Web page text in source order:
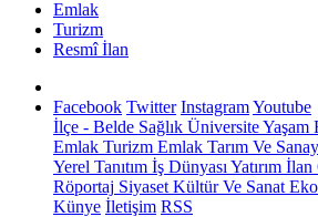
Emlak
Turizm
Resmî İlan
Facebook Twitter InstagramYoutube
İlçe - Belde Sağlık ÜniversiteYaşam
Emlak Turizm Emlak Tarım Ve
Yerel Tanıtım İş Dünyası Yatırım İlan
Röportaj Siyaset Kültür Ve Sanat
Künye İletişim RSS